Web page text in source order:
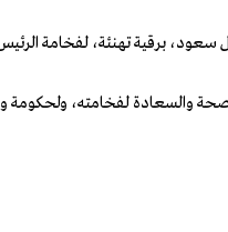
سعود، برقية تهنئة، لفخامة
والسعادة لفخامته، ولحكومة